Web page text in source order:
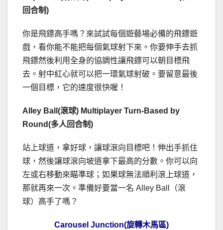
回合制)
你是飛鏢高手嗎？來試試每個遊藝場必備的飛鏢遊
戲，看你能不能把每個氣球射下來。你要伸手去抓
飛鏢然後利用全身的協調性讓飛鏢可以朝目標飛
去。射中紅心就可以把一環氣球射破。要留意最後
一個目標，它的速度很快喔！
Alley Ball(滾球) Multiplayer Turn-Based by
Round(多人回合制)
站上球道，拿好球，讓球滾向目標吧！伸出手抓住
球，然後讓球滾向坡道拿下最高的分數。你可以向
左或右移動來瞄準球；如果球無法順利滾上球道，
那就再來一次。準備好要當一名 Alley Ball（滾
球）高手了嗎？
Carousel Junction(旋轉木馬區)